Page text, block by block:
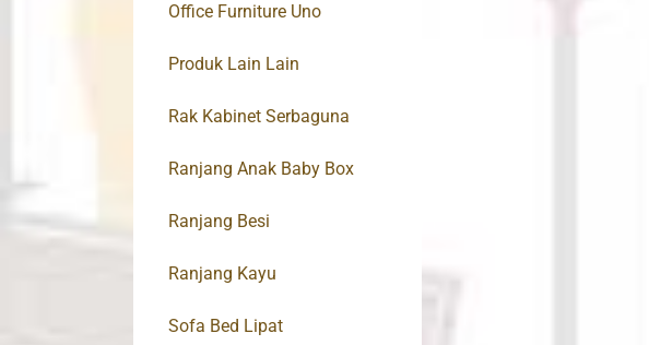
Office Furniture Uno
Produk Lain Lain
Rak Kabinet Serbaguna
Ranjang Anak Baby Box
Ranjang Besi
Ranjang Kayu
Sofa Bed Lipat